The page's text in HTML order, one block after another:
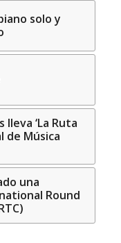
solo y
‘La Ruta
de Música
una
Round